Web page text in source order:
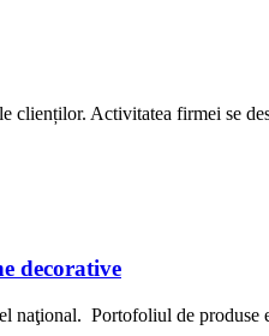
clienților. Activitatea firmei se
decorative
naţional. Portofoliul de produse